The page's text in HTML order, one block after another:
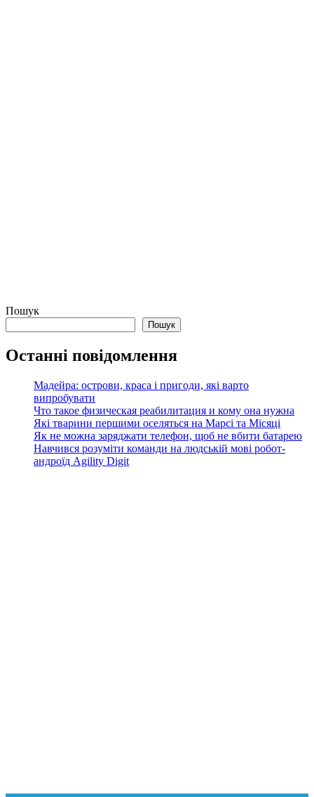
Пошук
Пошук
Останні повідомлення
Мадейра: острови, краса і пригоди, які варто
випробувати
Что такое физическая реабилитация и кому она нужна
Які тварини першими оселяться на Марсі та Місяці
Як не можна заряджати телефон, щоб не вбити батарею
Навчився розуміти команди на людській мові робот-
андроїд Agility Digit